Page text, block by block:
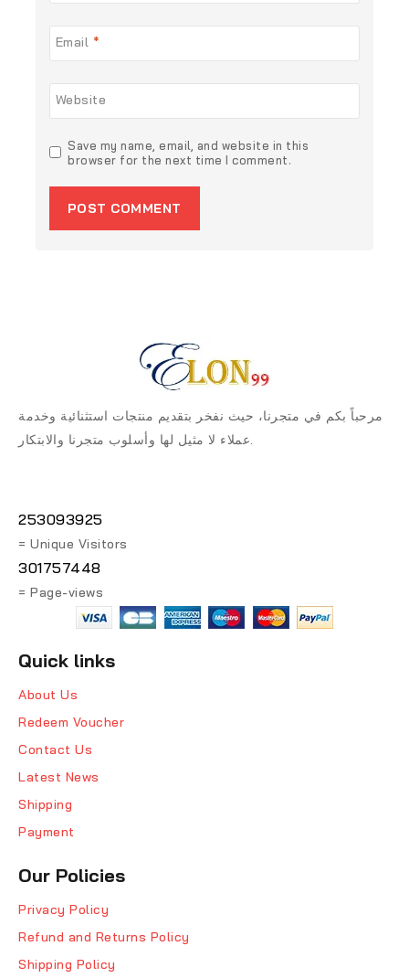
Email *
Website
Save my name, email, and website in this
browser for the next time I comment.
مرحباً بكم في متجرنا، حيث نفخر بتقديم منتجات استثنائية وخدمة
عملاء لا مثيل لها وأسلوب متجرنا والابتكار.
253093925
= Unique Visitors
301757448
= Page-views
Quick links
About Us
Redeem Voucher
Contact Us
Latest News
Shipping
Payment
Our Policies
Privacy Policy
Refund and Returns Policy
Shipping Policy